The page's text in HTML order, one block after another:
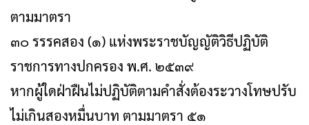
ตามมาตรา
๓๐ รรรคสอง (๑) แห่งพระราชบัญญัติวิธีปฏิบัติ
ราชการทางปกครอง พ.ศ. ๒๕๓๙
หากผู้ใดฝ่าฝืนไม่ปฏิบัติตามคำสั่งต้องระวางโทษปรับ
ไม่เกินสองหมื่นบาท ตามมาตรา ๕๑